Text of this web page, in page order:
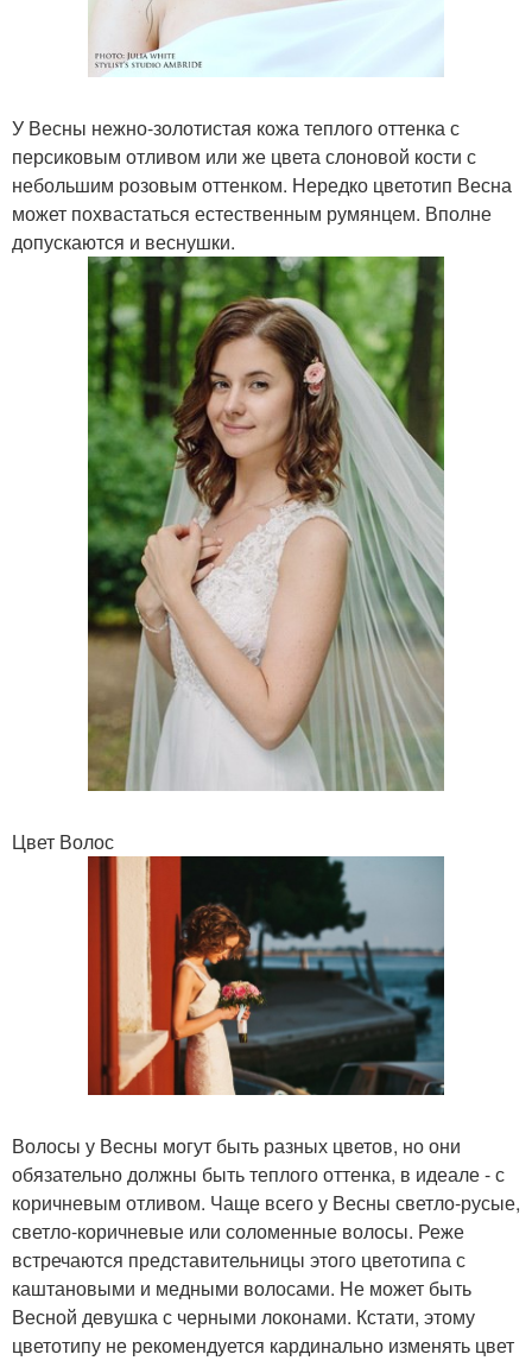
У Весны нежно-золотистая кожа теплого оттенка с
персиковым отливом или же цвета слоновой кости с
небольшим розовым оттенком. Нередко цветотип Весна
может похвастаться естественным румянцем. Вполне
допускаются и веснушки.
Цвет Волос
Волосы у Весны могут быть разных цветов, но они
обязательно должны быть теплого оттенка, в идеале - с
коричневым отливом. Чаще всего у Весны светло-русые,
светло-коричневые или соломенные волосы. Реже
встречаются представительницы этого цветотипа с
каштановыми и медными волосами. Не может быть
Весной девушка с черными локонами. Кстати, этому
цветотипу не рекомендуется кардинально изменять цвет